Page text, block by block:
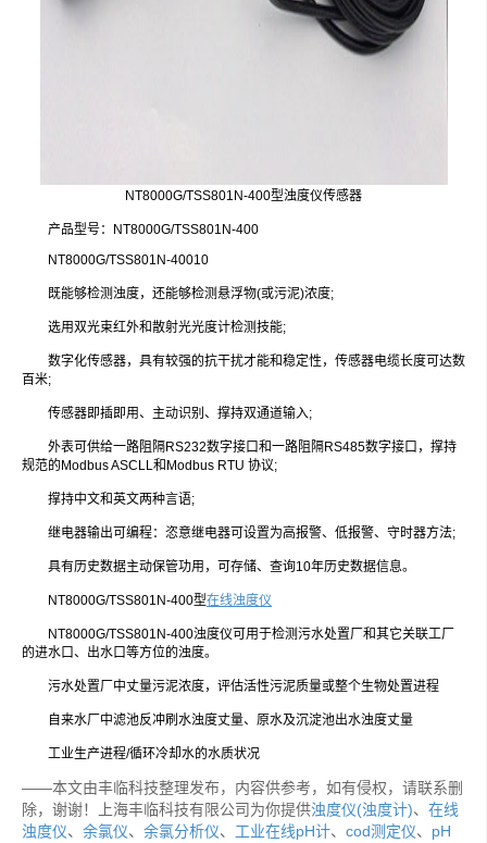
NT8000G/TSS801N-400型浊度仪传感器
产品型号：NT8000G/TSS801N-400
NT8000G/TSS801N-40010
既能够检测浊度，还能够检测悬浮物(或污泥)浓度;
选用双光束红外和散射光光度计检测技能;
数字化传感器，具有较强的抗干扰才能和稳定性，传感器电缆长度可达数
百米;
传感器即插即用、主动识别、撑持双通道输入;
外表可供给一路阻隔RS232数字接口和一路阻隔RS485数字接口，撑持
规范的Modbus ASCLL和Modbus RTU 协议;
撑持中文和英文两种言语;
继电器输出可编程：恣意继电器可设置为高报警、低报警、守时器方法;
具有历史数据主动保管功用，可存储、查询10年历史数据信息。
NT8000G/TSS801N-400型在线浊度仪
NT8000G/TSS801N-400浊度仪可用于检测污水处置厂和其它关联工厂
的进水口、出水口等方位的浊度。
污水处置厂中丈量污泥浓度，评估活性污泥质量或整个生物处置进程
自来水厂中滤池反冲刷水浊度丈量、原水及沉淀池出水浊度丈量
工业生产进程/循环冷却水的水质状况
——本文由丰临科技整理发布，内容供参考，如有侵权，请联系删
除，谢谢！上海丰临科技有限公司为你提供浊度仪(浊度计)、 在线
浊度仪、 余氯仪、 余氯分析仪、 工业在线pH计、 cod测定仪、 pH